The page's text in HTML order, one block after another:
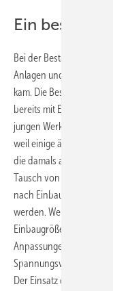
Ein
Bei der
Anlagen und 25
kam. Die Besonderheit:
bereits mit EC-Motoren.
jungen Werk Hollenbach
weil einige ältere
die damals aktuelle EC-
Tausch von EC-zu-EC
nach Einbausituation
werden. Weitere Vorteile
Einbaugrößen in der
Anpassungen am
Spannungsversorgung
Der Einsatz der